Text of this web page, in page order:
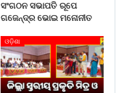
ସଂଗଠନ ସଭାପତି ରୂପେ
ଗଜେନ୍ଦ୍ର ଭୋଇ ମନୋନୀତ
ଓଡ଼ିଶା